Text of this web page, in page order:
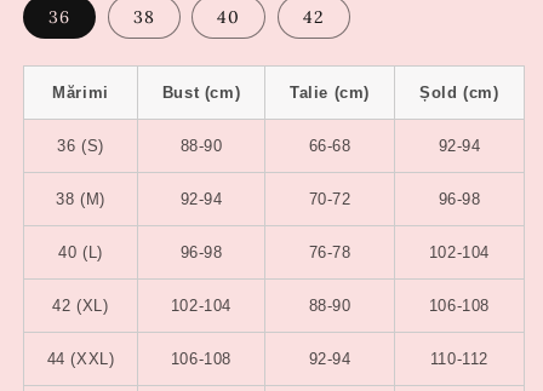
36 38 40 42
Mărimi Bust (cm) Talie (cm) Șold (cm)
36 (S) 88-90 66-68 92-94
38 (M) 92-94 70-72 96-98
40 (L) 96-98 76-78 102-104
42 (XL) 102-104 88-90 106-108
44 (XXL) 106-108 92-94 110-112